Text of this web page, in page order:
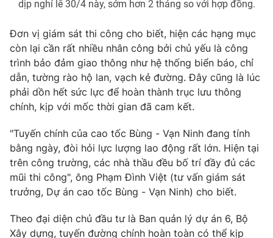
VTV9 VTV8
Liên hệ tòa soạn English
THỜI BÁO VTV
dịp nghỉ lễ 30/4 này, sớm hơn 2 tháng so với hợp đồng.
Đơn vị giám sát thi công cho biết, hiện các hạng mục
còn lại cần rất nhiều nhân công bởi chủ yếu là công
trình bảo đảm giao thông như hệ thống biển báo, chỉ
dẫn, tường rào hộ lan, vạch kẻ đường. Đây cũng là lúc
phải dồn hết sức lực để hoàn thành trục lưu thông
chính, kịp với mốc thời gian đã cam kết.
"Tuyến chính của cao tốc Bùng - Vạn Ninh đang tính
bằng ngày, đòi hỏi lực lượng lao động rất lớn. Hiện tại
trên công trường, các nhà thầu đều bố trí đầy đủ các
mũi thi công", ông Phạm Đình Việt (tư vấn giám sát
trưởng, Dự án cao tốc Bùng - Vạn Ninh) cho biết.
Theo đại diện chủ đầu tư là Ban quản lý dự án 6, Bộ
Xây dựng, tuyến đường chính hoàn toàn có thể kịp